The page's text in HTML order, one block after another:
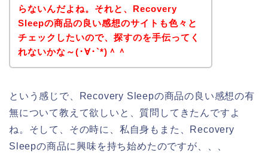
らないんだよね。それと、Recovery
Sleepの商品の良い感想のサイトも色々と
チェックしたいので、探すのを手伝ってく
れないかな～(･∀･`*)＾＾
という感じで、Recovery Sleepの商品の良い感想の有
無について教えて欲しいと、質問してきたんですよ
ね。そして、その時に、私自身もまた、Recovery
Sleepの商品に興味を持ち始めたのですが、、、